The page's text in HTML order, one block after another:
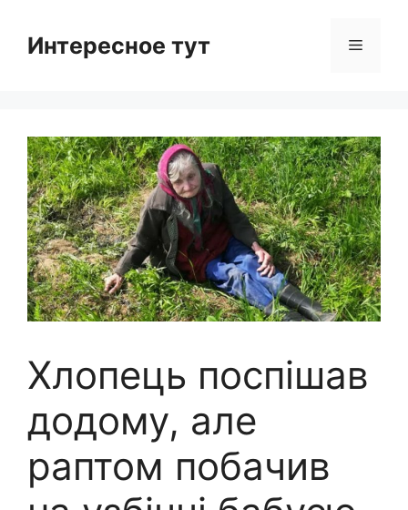
contentИнтересное тут Menu
Хлопець поспішав
додому, але
раптом побачив